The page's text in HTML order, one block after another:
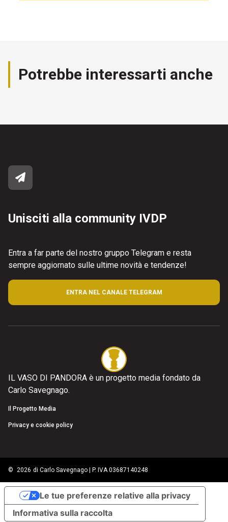
Potrebbe interessarti anche
Unisciti alla community IVDP
Entra a far parte del nostro gruppo Telegram e resta
sempre aggiornato sulle ultime novità e tendenze!
ENTRA NEL CANALE TELEGRAM
IL VASO DI PANDORA è un progetto media fondato da
Carlo Savegnago.
Il Progetto Media
Privacy e cookie policy
© 2026 di Carlo Savegnago | P. IVA 03687140248
Informativa sulla raccolta
Le tue preferenze relative alla privacy